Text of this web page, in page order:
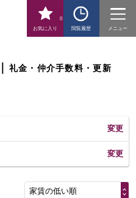
お気に入り
0
閲覧履歴
メニュー
礼金・仲介手数料・更新
変更
変更
家賃の低い順